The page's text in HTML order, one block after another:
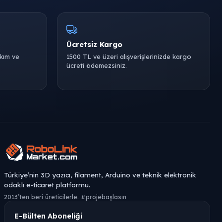
ve
Ücretsiz Kargo
1500 TL ve üzeri alışverişlerinizde kargo
ücreti ödemezsiniz.
Türkiye’nin 3D yazıcı, filament, Arduino ve teknik elektronik
odaklı e-ticaret platformu.
2013’ten beri üreticilerle. #projebaşlasın
E-Bülten Aboneliği